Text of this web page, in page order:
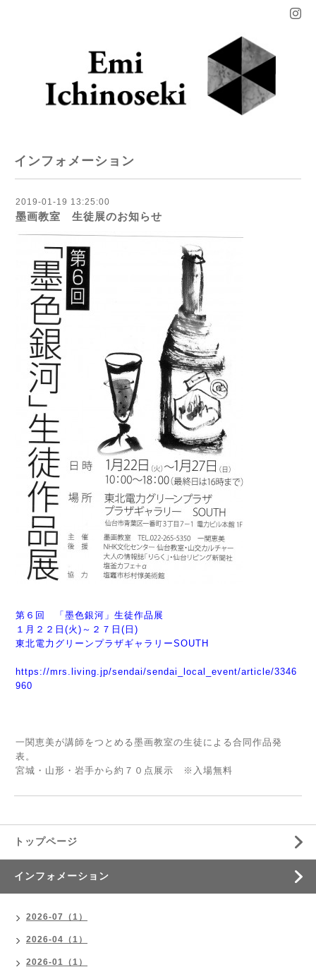
インフォメーション
2019-01-19 13:25:00
墨画教室 生徒展のお知らせ
第６回 「墨色銀河」生徒作品展
１月２２日(火)～２７日(日)
東北電力グリーンプラザギャラリーSOUTH
https://mrs.living.jp/sendai/sendai_local_event/article/3346
960
一関恵美が講師をつとめる墨画教室の生徒による合同作品発
表。
宮城・山形・岩手から約７０点展示 ※入場無料
トップページ
インフォメーション
2026-07（1）
2026-04（1）
2026-01（1）